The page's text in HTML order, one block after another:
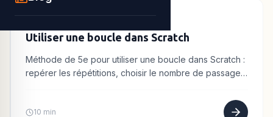
Utiliser une boucle dans Scratch
Méthode de 5e pour utiliser une boucle dans Scratch :
repérer les répétitions, choisir le nombre de passages
10 min